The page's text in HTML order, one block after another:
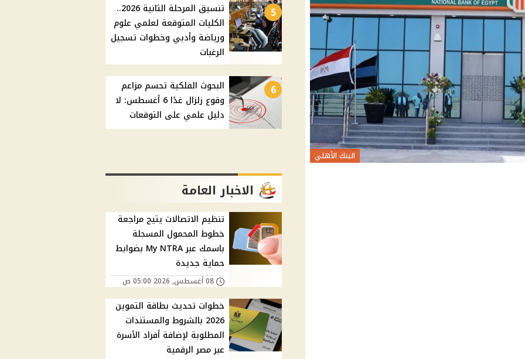
البنك الأهلي
5
تنسيق المرحلة الثانية 2026..
الكليات المتوقعة لعلمي علوم
ورياضة وأدبي وخطوات تسجيل
الرغبات
6
البحوث الفلكية تحسم مزاعم
وقوع زلزال غدًا 6 أغسطس: لا
دليل علمي على التوقعات
الاخبار العامة
تنظيم الاتصالات يتيح مراجعة
خطوط المحمول المسجلة
باسمك عبر My NTRA بضوابط
حماية جديدة
08 أغسطس, 2026 05:00 ص
خطوات تحديث بطاقة التموين
2026 بالشروط والمستندات
المطلوبة لإضافة أفراد الأسرة
عبر مصر الرقمية